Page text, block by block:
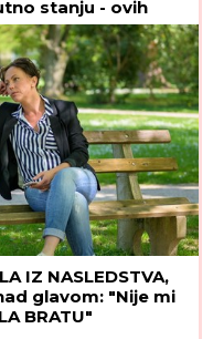
stanju - ovih
IZ NASLEDSTVA,
glavom: "Nije mi
BRATU"